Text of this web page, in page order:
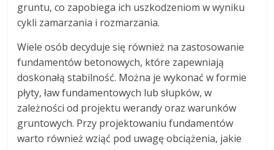
gruntu, co zapobiega ich uszkodzeniom w wyniku
cykli zamarzania i rozmarzania.
Wiele osób decyduje się również na zastosowanie
fundamentów betonowych, które zapewniają
doskonałą stabilność. Można je wykonać w formie
płyty, ław fundamentowych lub słupków, w
zależności od projektu werandy oraz warunków
gruntowych. Przy projektowaniu fundamentów
warto również wziąć pod uwagę obciążenia, jakie